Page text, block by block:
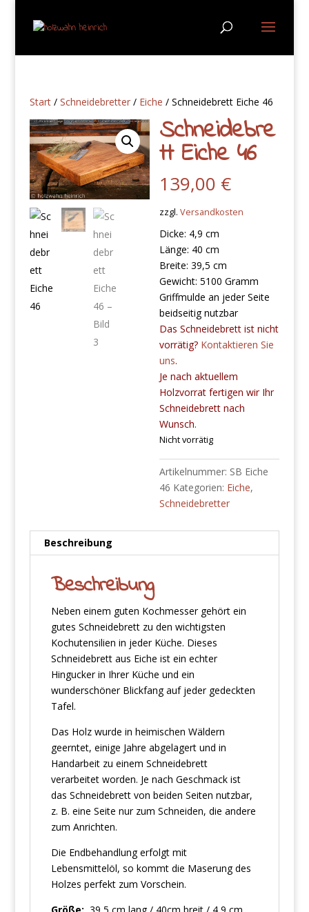
Start/ Schneidebretter/ Eiche / Schneidebrett Eiche 46
Schneidebre
tt Eiche 46
139,00 €
zzgl.Versandkosten
Dicke: 4,9cm
Länge: 40 cm
Breite: 39,5 cm
Gewicht: 5100 Gramm
Griffmulde an jeder Seite
beidseitig nutzbar
Das Schneidebrett ist nicht
vorrätig? Kontaktieren Sie
uns.
Je nach aktuellem
Holzvorrat fertigen wir Ihr
Schneidebrett nach
Wunsch.
Nicht vorrätig
Artikelnummer: SB Eiche
46 Kategorien: Eiche,
Schneidebretter
Beschreibung
Beschreibung
Neben einem guten Kochmesser gehört ein
gutes Schneidebrett zu den wichtigsten
Kochutensilien in jeder Küche. Dieses
Schneidebrett aus Eiche ist ein echter
Hingucker in Ihrer Küche und ein
wunderschöner Blickfang auf jeder gedeckten
Tafel.
Das Holz wurde in heimischen Wäldern
geerntet, einige Jahre abgelagert und in
Handarbeit zu einem Schneidebrett
verarbeitet worden. Je nach Geschmack ist
das Schneidebrett von beiden Seiten nutzbar,
z. B. eine Seite nur zum Schneiden, die andere
zum Anrichten.
Die Endbehandlung erfolgt mit
Lebensmittelöl, so kommt die Maserung des
Holzes perfekt zum Vorschein.